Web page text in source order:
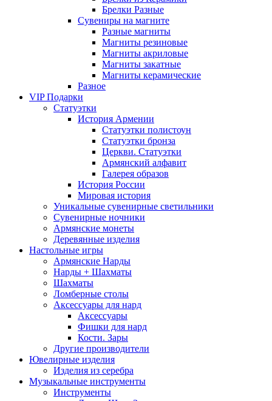
Брелки Разные
Сувениры на магните
Разные магниты
Магниты резиновые
Магниты акриловые
Магниты закатные
Магниты керамические
Разное
VIP Подарки
Статуэтки
История Армении
Статуэтки полистоун
Статуэтки бронза
Церкви. Статуэтки
Армянский алфавит
Галерея образов
История России
Мировая история
Уникальные сувенирные светильники
Сувенирные ночники
Армянские монеты
Деревянные изделия
Настольные игры
Армянские Нарды
Нарды + Шахматы
Шахматы
Ломберные столы
Аксессуары для нард
Аксессуары
Фишки для нард
Кости. Зары
Другие производители
Ювелирные изделия
Изделия из серебра
Музыкальные инструменты
Инструменты